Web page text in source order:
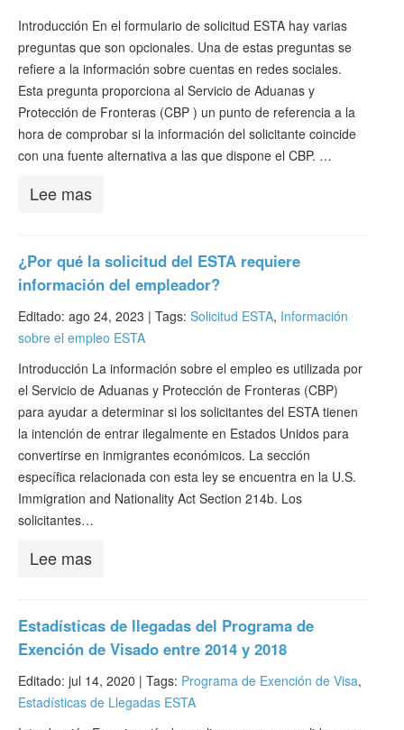
Introducción En el formulario de solicitud ESTA hay varias
preguntas que son opcionales. Una de estas preguntas se
refiere a la información sobre cuentas en redes sociales.
Esta pregunta proporciona al Servicio de Aduanas y
Protección de Fronteras (CBP ) un punto de referencia a la
hora de comprobar si la información del solicitante coincide
con una fuente alternativa a las que dispone el CBP. …
Lee mas
¿Por qué la solicitud del ESTA requiere
información del empleador?
Editado: ago 24, 2023 | Tags: Solicitud ESTA, Información
sobre el empleo ESTA
Introducción La información sobre el empleo es utilizada por
el Servicio de Aduanas y Protección de Fronteras (CBP)
para ayudar a determinar si los solicitantes del ESTA tienen
la intención de entrar ilegalmente en Estados Unidos para
convertirse en inmigrantes económicos. La sección
específica relacionada con esta ley se encuentra en la U.S.
Immigration and Nationality Act Section 214b. Los
solicitantes…
Lee mas
Estadísticas de llegadas del Programa de
Exención de Visado entre 2014 y 2018
Editado: jul 14, 2020 | Tags: Programa de Exención de Visa,
Estadísticas de Llegadas ESTA